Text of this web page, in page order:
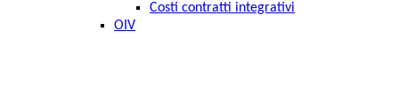
Costi contratti integrativi
OIV